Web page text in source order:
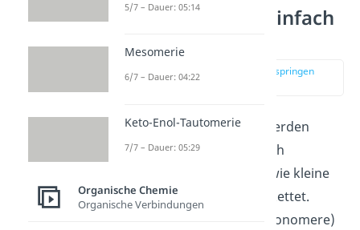
Polymerisation einfach
zur Stelle im Video springen
(00:12)
Bei derPolymerisation
werden
kleine Verbindungen durch
verschiedene Methoden wie kleine
Bausteine aneinander gekettet.
Damit diese Bausteine (Monomere)
5/7 – Dauer: 05:14
Mesomerie
6/7 – Dauer: 04:22
Keto-Enol-Tautomerie
7/7 – Dauer: 05:29
Organische Chemie
Organische Verbindungen